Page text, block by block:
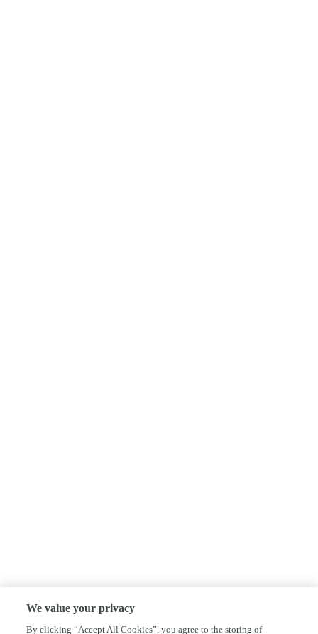
We value your privacy
By clicking “Accept All Cookies”, you agree to the storing of